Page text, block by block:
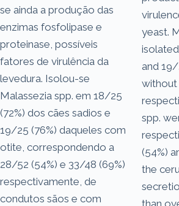
se ainda a produção das
enzimas fosfolipase e
proteinase, possíveis
fatores de virulência da
levedura. Isolou-se
Malassezia spp. em 18/25
(72%) dos cães sadios e
19/25 (76%) daqueles com
otite, correspondendo a
28/52 (54%) e 33/48 (69%)
respectivamente, de
condutos sãos e com
yeast.
and
without
spp.
(54%)
the
than